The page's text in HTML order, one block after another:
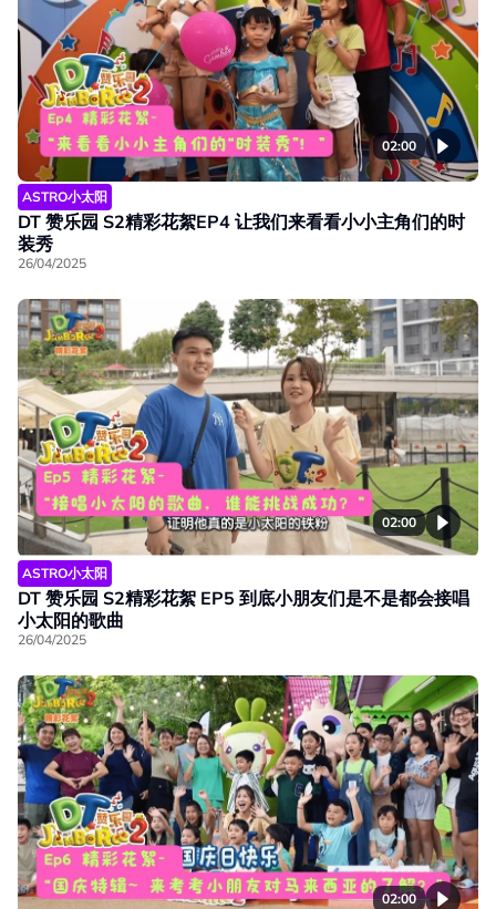
02:00
ASTRO小太阳
DT 赞乐园 S2精彩花絮EP4 让我们来看看小小主角们的时
装秀
26/04/2025
02:00
ASTRO小太阳
DT 赞乐园 S2精彩花絮 EP5 到底小朋友们是不是都会接唱
小太阳的歌曲
26/04/2025
02:00